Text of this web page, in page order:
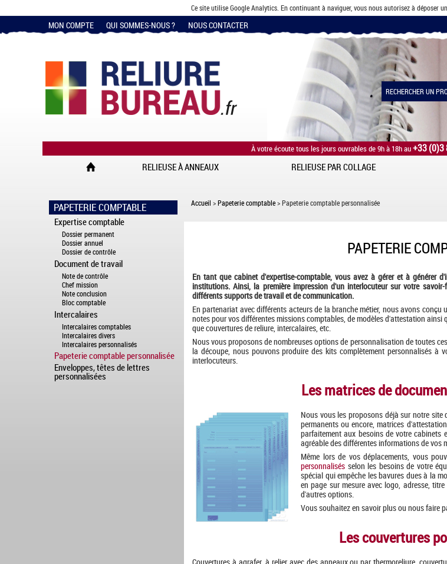
Ce site utilise Google Analytics. En continuant à naviguer, vous nous autorisez à déposer
MON COMPTE QUI SOMMES-NOUS ? NOUS CONTACTER
RECHERCHER UN
À votre écoute tous les jours ouvrables de 9h à 18h au+33 (0)3
RELIEUSE À ANNEAUX RELIEUSE PAR COLLAGE
PAPETERIE COMPTABLE
Expertise comptable
Dossier permanent
Dossier annuel
Dossier de contrôle
Document de travail
Note de contrôle
Chef mission
Note conclusion
Bloc comptable
Intercalaires
Intercalaires comptables
Intercalaires divers
Intercalaires personnalisés
Papeterie comptable personnalisée
Enveloppes, têtes de lettres
personnalisées
Accueil >Papeterie comptable> Papeterie comptable personnalisée
PAPETERIE
En tant que cabinet d'expertise-comptable, vous avez à gérer et à générer
institutions. Ainsi, la première impression d'un interlocuteur sur votre
différents supports de travail et de communication.
En partenariat avec différents acteurs de la branche métier, nous avons
notes pour vos différentes missions comptables, de modèles d'attestation
que couvertures de reliure, intercalaires, etc.
Nous vous proposons de nombreuses options de personnalisation de toutes
la découpe, nous pouvons produire des kits complètement personnalisés
interlocuteurs.
Les matrices de
Nous vous les proposons déjà sur notre
permanents ou encore, matrices
parfaitement aux besoins de votre cabinets
agréable des différentes informations de vos
Même lors de vos déplacements, vous
personnalisés selon les besoins de votre
spécial qui empêche les bavures dues à la
en page sur mesure avec logo, adresse,
d'autres options.
Vous souhaitez en savoir plus ou nous faire
Les couvertures